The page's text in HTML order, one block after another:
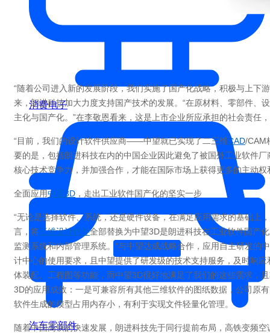
消费电子
汽车零部件
“随着公司进入新的发展阶段，我们实施了国产化战略，积极与上下
来，朗进科技加大力度支持国产技术的发展。“在原材料、零部件
主化与国产化。”在李敬恩看来，这是上市企业所应承担的社会责任
“目前，我们的设计软件供应商——中望就已实现了二三维CAD/CAM
要的是，包括朗进科技在内的中国企业因此避免了被国外工业软件
核心技术竞争力，并加强合作，才能在国际市场上获得更多的主动权
全面应用中望3D ，走出工业软件国产化的坚实一步
“无论是选择软件、系统，还是硬件设备，在满足应用需求的基础上
言，将三维设计软件全部替换为中望3D是朗进科技在工业软件国产
监测系统和内部管理系统。“与中望达成战略合作，应用自主研发的
计中心的使用要求，且中望提供了研发级的技术支持服务，及时响
体装配、工程图等功能，而中望3D很好地满足了我们的这些需求，
3D的应用成效：一是可兼容所有其他三维软件的图纸数据，公司原
软件生成的模型占用内存小，有利于实现文件轻量化管理。
随着中国高铁的快速发展，朗进科技先于同行提前布局，高铁变频